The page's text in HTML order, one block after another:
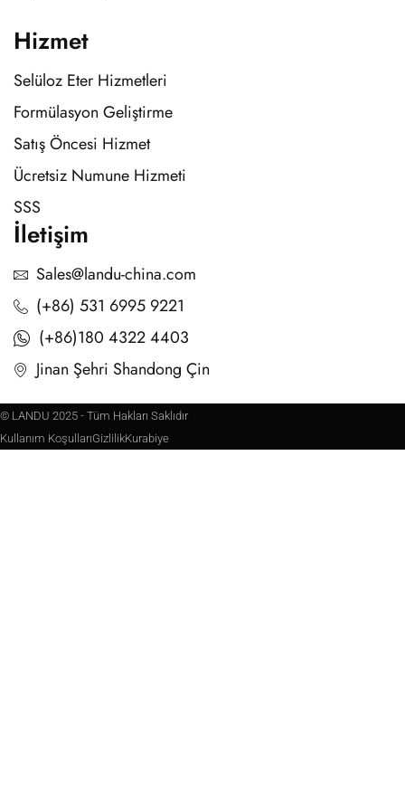
Hizmet
Selüloz Eter Hizmetleri
Formülasyon Geliştirme
Satış Öncesi Hizmet
Ücretsiz Numune Hizmeti
SSS
İletişim
Sales@landu-china.com
(+86) 531 6995 9221
(+86)180 4322 4403
Jinan Şehri Shandong Çin
© LANDU 2025 - Tüm Hakları Saklıdır
Kullanım KoşullarıGizlilikKurabiye